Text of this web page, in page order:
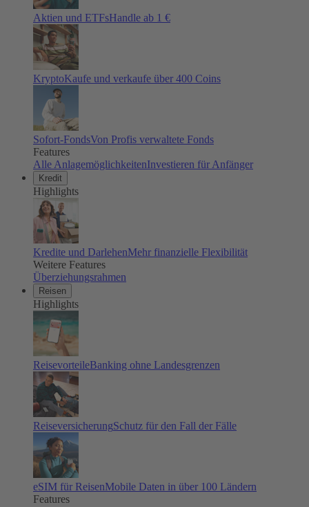
Aktien und ETFsHandle ab 1 €
KryptoKaufe und verkaufe über 400 Coins
Sofort-FondsVon Profis verwaltete Fonds
Features
Alle AnlagemöglichkeitenInvestieren für Anfänger
Kredit
Highlights
Kredite und DarlehenMehr finanzielle Flexibilität
Weitere Features
Überziehungsrahmen
Reisen
Highlights
ReisevorteileBanking ohne Landesgrenzen
ReiseversicherungSchutz für den Fall der Fälle
eSIM für ReisenMobile Daten in über 100 Ländern
Features